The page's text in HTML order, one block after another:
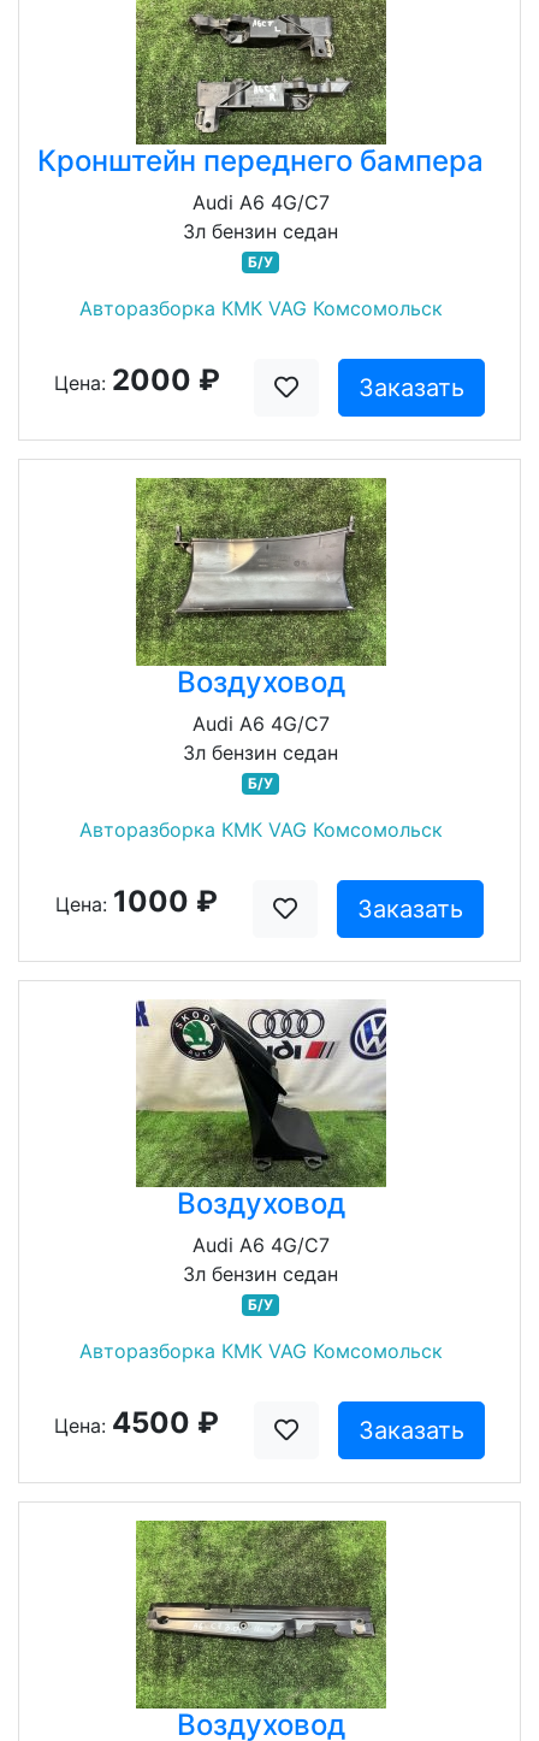
Кронштейн переднего бампера
Audi A6 4G/C7
3л бензин седан
Б/У
Авторазборка КМК VAG Комсомольск
Цена: 2000 ₽ Заказать
Воздуховод
Audi A6 4G/C7
3л бензин седан
Б/У
Авторазборка КМК VAG Комсомольск
Цена: 1000 ₽ Заказать
Воздуховод
Audi A6 4G/C7
3л бензин седан
Б/У
Авторазборка КМК VAG Комсомольск
Цена: 4500 ₽ Заказать
Воздуховод